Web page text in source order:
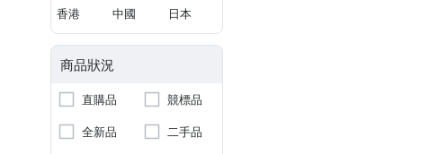
香港 中國 日本
商品狀況
直購品
競標品
全新品
二手品